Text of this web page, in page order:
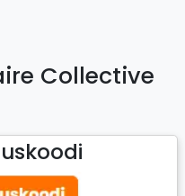
Collective